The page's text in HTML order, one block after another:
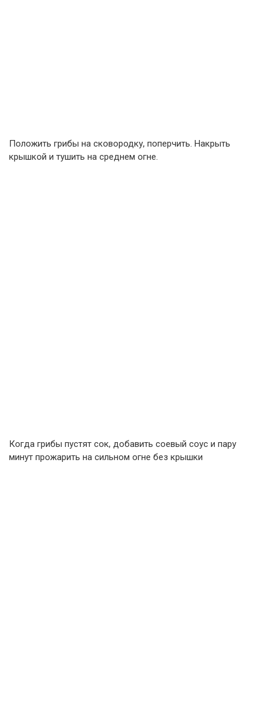
Положить грибы на сковородку, поперчить. Накрыть
крышкой и тушить на среднем огне.
Когда грибы пустят сок, добавить соевый соус и пару
минут прожарить на сильном огне без крышки